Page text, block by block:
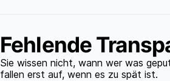
Fehlende
Sie wissen nicht, wann wer was
fallen erst auf, wenn es zu spät ist.